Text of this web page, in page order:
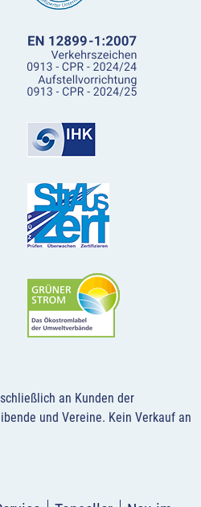
an Kunden der
und Vereine. Kein Verkauf an